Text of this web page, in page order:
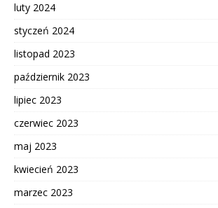
luty 2024
styczeń 2024
listopad 2023
październik 2023
lipiec 2023
czerwiec 2023
maj 2023
kwiecień 2023
marzec 2023